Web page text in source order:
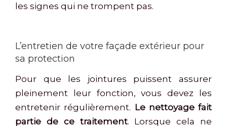
les signes qui ne trompent pas.
L’entretien de votre façade extérieur pour
sa protection
Pour que les jointures puissent assurer
pleinement leur fonction, vous devez les
entretenir régulièrement. Le nettoyage fait
partie de ce traitement. Lorsque cela ne